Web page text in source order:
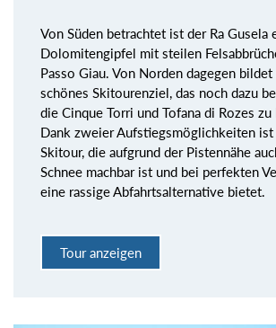
Von Süden betrachtet ist der Ra Gusela
Dolomitengipfel mit steilen
Passo Giau. Von Norden dagegen
schönes Skitourenziel, das noch dazu
die Cinque Torri und Tofana di Rozes
Dank zweier Aufstiegsmöglichkeiten ist
Skitour, die aufgrund der Pistennähe
Schnee machbar ist und bei perfekten
eine rassige Abfahrtsalternative bietet.
Tour anzeigen